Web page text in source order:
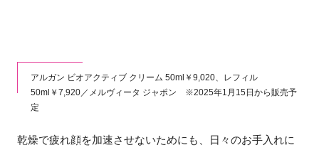
アルガン ビオアクティブ クリーム 50ml￥9,020、レフィル
50ml￥7,920／メルヴィータ ジャポン ※2025年1月15日から販売予
定
乾燥で疲れ顔を加速させないためにも、日々のお手入れに